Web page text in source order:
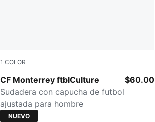
1 COLOR
CF Monterrey ftblCulture
Blue Intense
Sudadera con capucha de futbol
ajustada para hombre
$60.00
NUEVO